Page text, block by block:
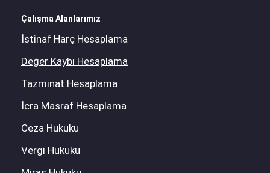
Çalışma Alanlarımız
İstinaf Harç Hesaplama
Değer Kaybı Hesaplama
Tazminat Hesaplama
İcra Masraf Hesaplama
Ceza Hukuku
Vergi Hukuku